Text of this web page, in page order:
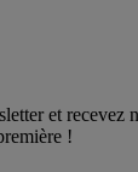
et recevez
!